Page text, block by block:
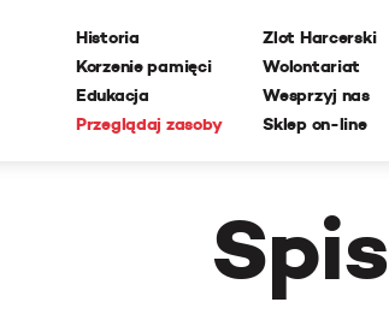
Historia
Korzenie pamięci
Edukacja
Przeglądaj zasoby
Zlot Harcerski
Wolontariat
Wesprzyj nas
Sklep on-line
Spis